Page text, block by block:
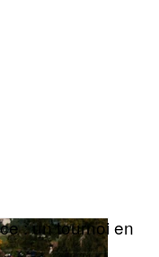
: un tournoi en